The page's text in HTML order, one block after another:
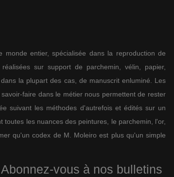
entier, spécialisée dans la reproduction de
sur support de parchemin, vélin, papier,
la plupart des cas, de manuscrit enluminé. Les
faire dans le métier nous permettent de rester
suivant les méthodes d'autrefois et édités sur un
les nuances des peintures, le parchemin, l'or,
qu'un codex de M. Moleiro est plus qu'un simple
Abonnez-vous à nos bulletins